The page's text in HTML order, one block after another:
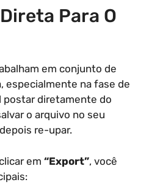
Para O
em conjunto de
especialmente na fase de
postar diretamente do
o arquivo no seu
re-upar.
em “Export”, você